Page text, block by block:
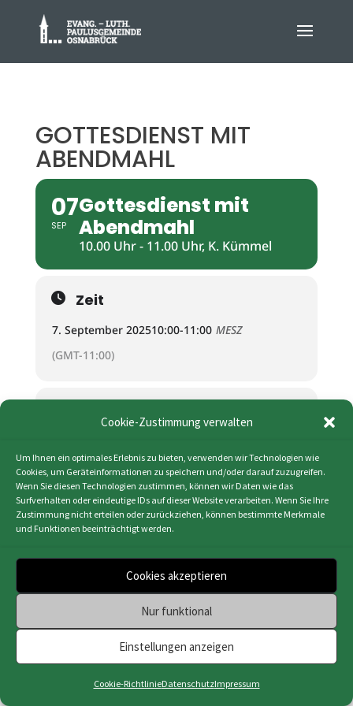
Cookie-Zustimmung verwalten
Um Ihnen ein optimales Erlebnis zu bieten, verwenden wir Technologien wie
Cookies, um Geräteinformationen zu speichern und/oder darauf zuzugreifen.
Wenn Sie diesen Technologien zustimmen, können wir Daten wie das
Surfverhalten oder eindeutige IDs auf dieser Website verarbeiten. Wenn Sie Ihre
Zustimmung nicht erteilen oder zurückziehen, können bestimmte Merkmale
und Funktionen beeinträchtigt werden.
Cookies akzeptieren
Nur funktional
Einstellungen anzeigen
Cookie-RichtlinieDatenschutzImpressum
GOTTESDIENST MIT
ABENDMAHL
07
SEP
Gottesdienst mit
Abendmahl
10.00 Uhr - 11.00 Uhr, K. Kümmel
Zeit
7. September 202510:00-11:00 MESZ
(GMT-11:00)
KALENDER (ICS)
GOOGLE KALENDER
(EU)|Webdesign & Programmierung | HMF-IT
Osnabrück